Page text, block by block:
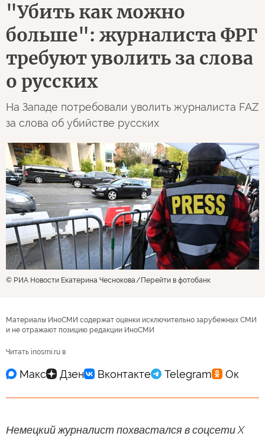
"Убить как можно
больше": журналиста ФРГ
требуют уволить за слова
о русских
На Западе потребовали уволить журналиста FAZ
за слова об убийстве русских
© РИА Новости Екатерина Чеснокова Перейти в фотобанк
Материалы ИноСМИ содержат оценки исключительно зарубежных СМИ
и не отражают позицию редакции ИноСМИ
Читать inosmi.ru в
Немецкий журналист похвастался в соцсети X